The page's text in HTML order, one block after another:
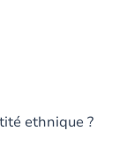
ethnique ?